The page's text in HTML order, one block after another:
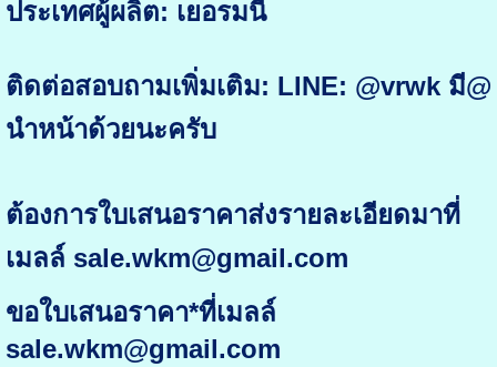
ประเทศผู้ผลิต: เยอรมนี
ติดต่อสอบถามเพิ่มเติม: LINE: @vrwk มี@
นำหน้าด้วยนะครับ
ต้องการใบเสนอราคาส่งรายละเอียดมาที่
เมลล์ sale.wkm@gmail.com
ขอใบเสนอราคา*ที่เมลล์
sale.wkm@gmail.com